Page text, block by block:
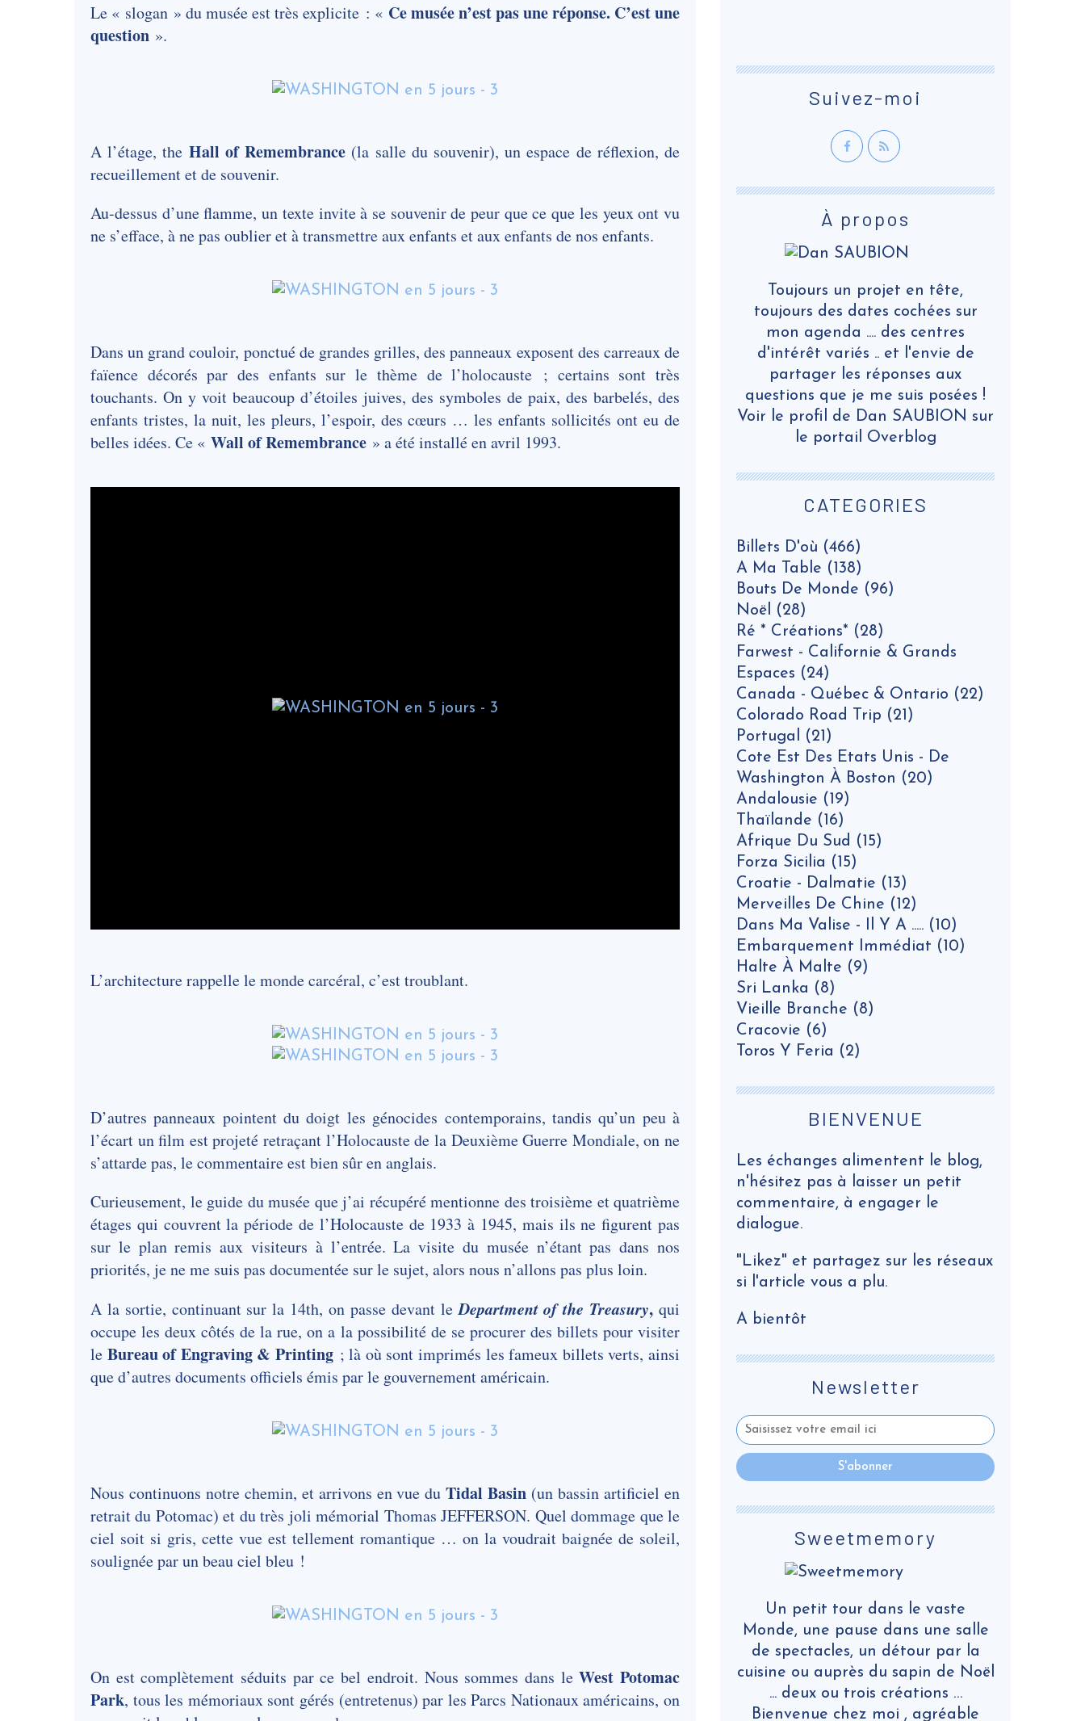
Le « slogan » du musée est très explicite : « Ce musée n’est pas une réponse. C’est une
question ».
A l’étage, the Hall of Remembrance (la salle du souvenir), un espace de réflexion, de
recueillement et de souvenir.
Au-dessus d’une flamme, un texte invite à se souvenir de peur que ce que les yeux ont vu
ne s’efface, à ne pas oublier et à transmettre aux enfants et aux enfants de nos enfants.
Dans un grand couloir, ponctué de grandes grilles, des panneaux exposent des carreaux de
faïence décorés par des enfants sur le thème de l’holocauste ; certains sont très
touchants. On y voit beaucoup d’étoiles juives, des symboles de paix, des barbelés, des
enfants tristes, la nuit, les pleurs, l’espoir, des cœurs … les enfants sollicités ont eu de
belles idées. Ce « Wall of Remembrance » a été installé en avril 1993.
L’architecture rappelle le monde carcéral, c’est troublant.
D’autres panneaux pointent du doigt les génocides contemporains, tandis qu’un peu à
l’écart un film est projeté retraçant l’Holocauste de la Deuxième Guerre Mondiale, on ne
s’attarde pas, le commentaire est bien sûr en anglais.
Curieusement, le guide du musée que j’ai récupéré mentionne des troisième et quatrième
étages qui couvrent la période de l’Holocauste de 1933 à 1945, mais ils ne figurent pas
sur le plan remis aux visiteurs à l’entrée. La visite du musée n’étant pas dans nos
priorités, je ne me suis pas documentée sur le sujet, alors nous n’allons pas plus loin.
A la sortie, continuant sur la 14th, on passe devant leDepartment of the Treasury, qui
occupe les deux côtés de la rue, on a la possibilité de se procurer des billets pour visiter
le Bureau of Engraving & Printing ; là où sont imprimés les fameux billets verts, ainsi
que d’autres documents officiels émis par le gouvernement américain.
Nous continuons notre chemin, et arrivons en vue duTidal Basin (un bassin artificiel en
retrait du Potomac) et du très joli mémorial Thomas JEFFERSON. Quel dommage que le
ciel soit si gris, cette vue est tellement romantique … on la voudrait baignée de soleil,
soulignée par un beau ciel bleu !
On est complètement séduits par ce bel endroit. Nous sommes dans leWest Potomac
Park, tous les mémoriaux sont gérés (entretenus) par les Parcs Nationaux américains, on
Newsletter
CATEGORIES
Billets D'où (466)
A Ma Table (138)
Bouts De Monde (96)
Noël (28)
Ré * Créations* (28)
Farwest - Californie & Grands
Espaces (24)
Canada - Québec & Ontario (22)
Colorado Road Trip (21)
Portugal (21)
Cote Est Des Etats Unis - De
Washington À Boston (20)
Andalousie (19)
Thaïlande (16)
Afrique Du Sud (15)
Forza Sicilia (15)
Croatie - Dalmatie (13)
Merveilles De Chine (12)
Dans Ma Valise - Il Y A ..... (10)
Embarquement Immédiat (10)
Halte À Malte (9)
Sri Lanka (8)
Vieille Branche (8)
Cracovie (6)
Toros Y Feria (2)
Sweetmemory
Un petit tour dans le vaste
Monde, une pause dans une salle
de spectacles, un détour par la
cuisine ou auprès du sapin de Noël
... deux ou trois créations …
Bienvenue chez moi , agréable
Suivez-moi
À propos
Toujours un projet en tête,
toujours des dates cochées sur
mon agenda .... des centres
d'intérêt variés .. et l'envie de
partager les réponses aux
questions que je me suis posées !
Voir le profil de Dan SAUBION sur
le portail Overblog
BIENVENUE
Les échanges alimentent le blog,
n'hésitez pas à laisser un petit
commentaire, à engager le
dialogue.
"Likez" et partagez sur les réseaux
si l'article vous a plu.
A bientôt